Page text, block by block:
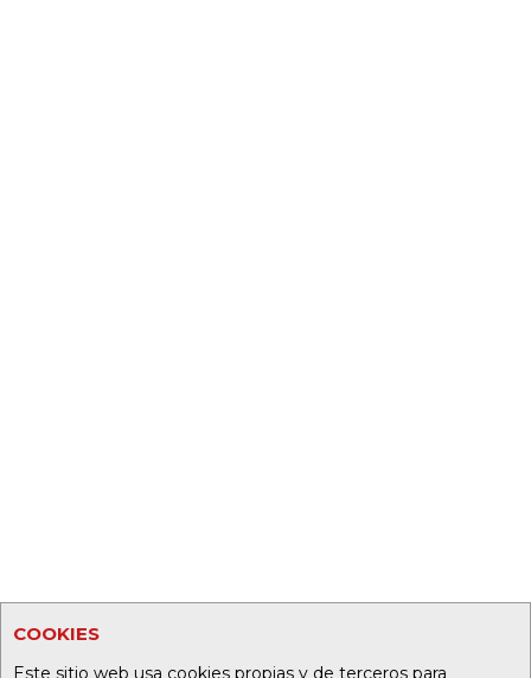
COOKIES
Este sitio web usa cookies propias y de terceros para